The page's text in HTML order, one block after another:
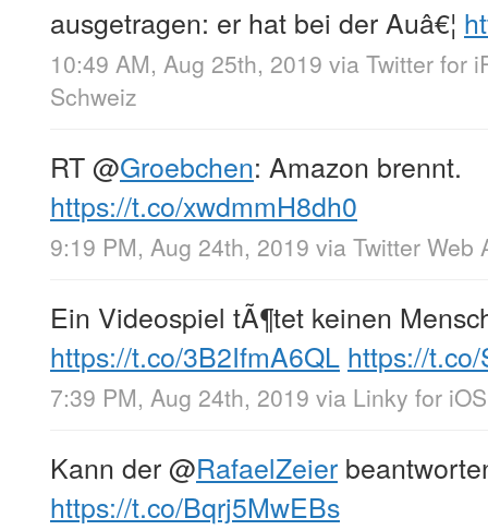
ausgetragen: er hat bei der Auâ€¦
10:49 AM, Aug 25th, 2019 via Twitter for
Schweiz
RT@Groebchen: Amazon brennt.
https://t.co/xwdmmH8dh0
9:19 PM, Aug 24th, 2019 via Twitter Web
Ein Videospiel tÃ¶tet keinen
https://t.co/3B2IfmA6QL https://
7:39 PM, Aug 24th, 2019 via Linky for iOS
Kann der@RafaelZeier
https://t.co/Bqrj5MwEBs